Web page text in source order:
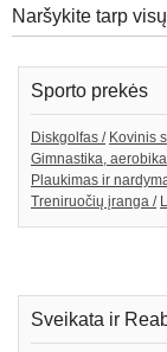
Naršykite tarp
Sporto prekės
Diskgolfas / Kovinis
Gimnastika,
Plaukimas ir
Treniruočių įranga /
Sveikata ir